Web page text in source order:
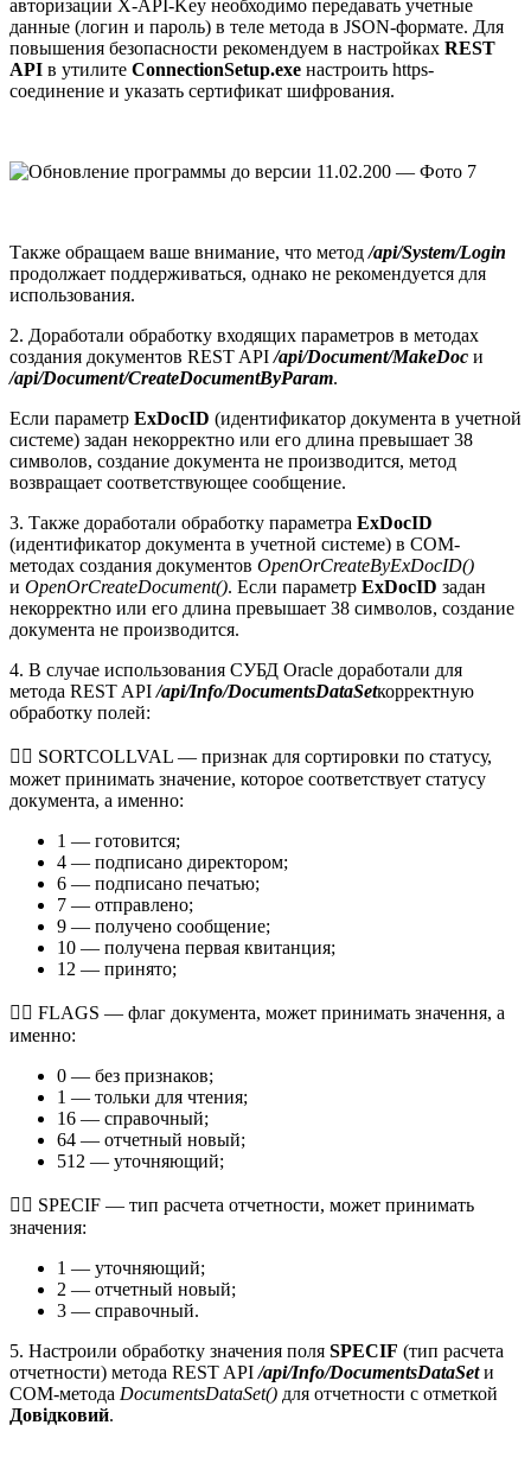
авторизации X-API-Key необходимо передавать учетные
данные (логин и пароль) в теле метода в JSON-формате. Для
повышения безопасности рекомендуем в настройках REST
API в утилите ConnectionSetup.exe настроить https-
соединение и указать сертификат шифрования.
Также обращаем ваше внимание, что метод/api/System/Login
продолжает поддерживаться, однако не рекомендуется для
использования.
2. Доработали обработку входящих параметров в методах
создания документов REST API/api/Document/MakeDoc и
/api/Document/CreateDocumentByParam.
Если параметр ExDocID (идентификатор документа в учетной
системе) задан некорректно или его длина превышает 38
символов, создание документа не производится, метод
возвращает соответствующее сообщение.
3. Также доработали обработку параметра ExDocID
(идентификатор документа в учетной системе) в СОМ-
методах создания документов OpenOrCreateByExDocID()
и OpenOrCreateDocument(). Если параметр ExDocID задан
некорректно или его длина превышает 38 символов, создание
документа не производится.
4. В случае использования СУБД Oracle доработали для
метода REST API/api/Info/DocumentsDataSetкорректную
обработку полей:
 SORTCOLLVAL — признак для сортировки по статусу,
может принимать значение, которое соответствует статусу
документа, а именно:
1 — готовится;
4 — подписано директором;
6 — подписано печатью;
7 — отправлено;
9 — получено сообщение;
10 — получена первая квитанция;
12 — принято;
 FLAGS — флаг документа, может принимать значення, а
именно:
0 — без признаков;
1 — тольки для чтения;
16 — справочный;
64 — отчетный новый;
512 — уточняющий;
 SPECIF — тип расчета отчетности, может принимать
значения:
1 — уточняющий;
2 — отчетный новый;
3 — справочный.
5. Настроили обработку значения поля SPECIF (тип расчета
отчетности) метода REST API/api/Info/DocumentsDataSetи
СОМ-метода DocumentsDataSet() для отчетности с отметкой
Довідковий.